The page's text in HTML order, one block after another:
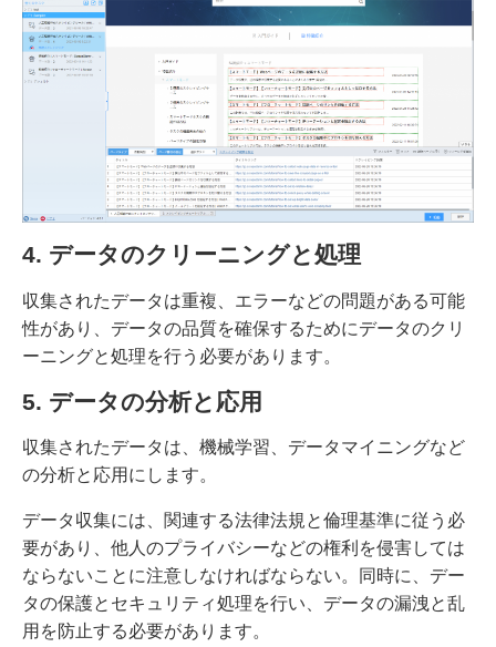
4. データのクリーニングと処理
収集されたデータは重複、エラーなどの問題がある可能
性があり、データの品質を確保するためにデータのクリ
ーニングと処理を行う必要があります。
5. データの分析と応用
収集されたデータは、機械学習、データマイニングなど
の分析と応用にします。
データ収集には、関連する法律法規と倫理基準に従う必
要があり、他人のプライバシーなどの権利を侵害しては
ならないことに注意しなければならない。同時に、デー
タの保護とセキュリティ処理を行い、データの漏洩と乱
用を防止する必要があります。